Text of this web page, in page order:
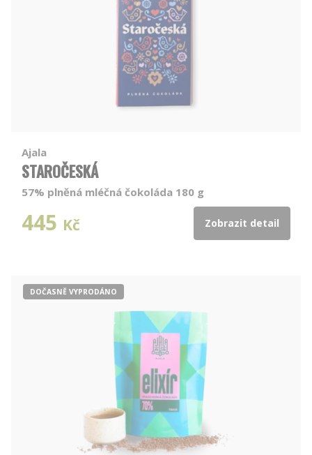
Ajala
STAROČESKÁ
57% plněná mléčná čokoláda 180 g
445 Kč Zobrazit detail
DOČASNĚ VYPRODÁNO